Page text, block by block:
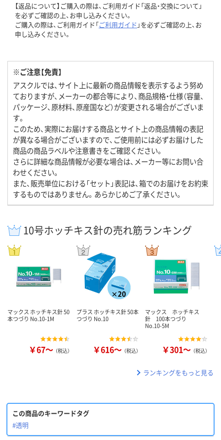
【返品について】ご購入の際は、ご利用ガイド「返品・交換について」
を必ずご確認の上、お申し込みください。
ご購入の際は、ご利用ガイド「ご利用ガイド 」を必ずご確認の上、お
申し込みください。
※ご注意【免責】
アスクルでは、サイト上に最新の商品情報を表示するよう努め
ておりますが、メーカーの都合等により、商品規格・仕様（容量、
パッケージ、原材料、原産国など）が変更される場合がございま
す。
このため、実際にお届けする商品とサイト上の商品情報の表記
が異なる場合がございますので、ご使用前には必ずお届けした
商品の商品ラベルや注意書きをご確認ください。
さらに詳細な商品情報が必要な場合は、メーカー等にお問い合
わせください。
また、販売単位における「セット」表記は、箱でのお届けをお約束
するものではありません。あらかじめご了承ください。
10号ホッチキス針の売れ筋ランキング
マックス ホッチキス針 50
本つづり No.10-1M
￥67～ （税込）
プラス ホッチキス針 50本
つづり No.10
￥616～ （税込）
マックス ホッチキス
針 100本つづり
No.10-5M
￥301～ （税込）
ランキングをもっと見る
この商品のキーワードタグ
#透明